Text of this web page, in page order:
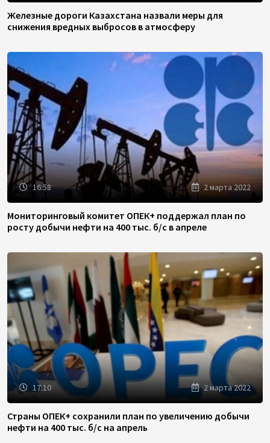
Железные дороги Казахстана назвали меры для
снижения вредных выбросов в атмосферу
16:58 2 марта 2022
Мониторинговый комитет ОПЕК+ поддержал план по
росту добычи нефти на 400 тыс. б/с в апреле
17:10 2 марта 2022
Страны ОПЕК+ сохранили план по увеличению добычи
нефти на 400 тыс. б/с на апрель